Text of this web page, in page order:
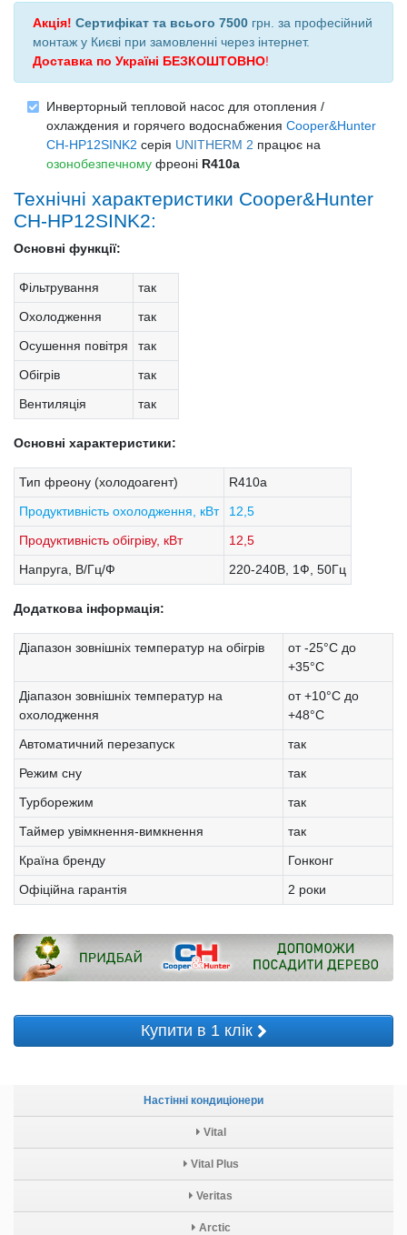
Настінні кондиціонери
Vital
Vital Plus
Veritas
Arctic
Акція! Сертифікат та всього 7500 грн. за професійний
монтаж у Києві при замовленні через інтернет.
Доставка по Україні БЕЗКОШТОВНО!
Инверторный тепловой насос для отопления /
охлаждения и горячего водоснабжения Cooper&Hunter
CH-HP12SINK2 серія UNITHERM 2 працює на
озонобезпечному фреоні R410a
Технічні характеристики Cooper&Hunter
CH-HP12SINK2:
Основні функції:
Фільтрування
так
Охолодження
так
Осушення повітря
так
Обігрів
так
Вентиляція
так
Основні характеристики:
Тип фреону (холодоагент)
R410a
Продуктивність охолодження, кВт
12,5
Продуктивність обігріву, кВт
12,5
Напруга, В/Гц/Ф
220-240В, 1Ф, 50Гц
Додаткова інформація:
Діапазон зовнішніх температур на обігрів
от -25°С до
+35°С
Діапазон зовнішніх температур на
охолодження
от +10°С до
+48°С
Автоматичний перезапуск
так
Режим сну
так
Турборежим
так
Таймер увімкнення-вимкнення
так
Країна бренду
Гонконг
Офіційна гарантія
2 роки
Купити в 1 клік